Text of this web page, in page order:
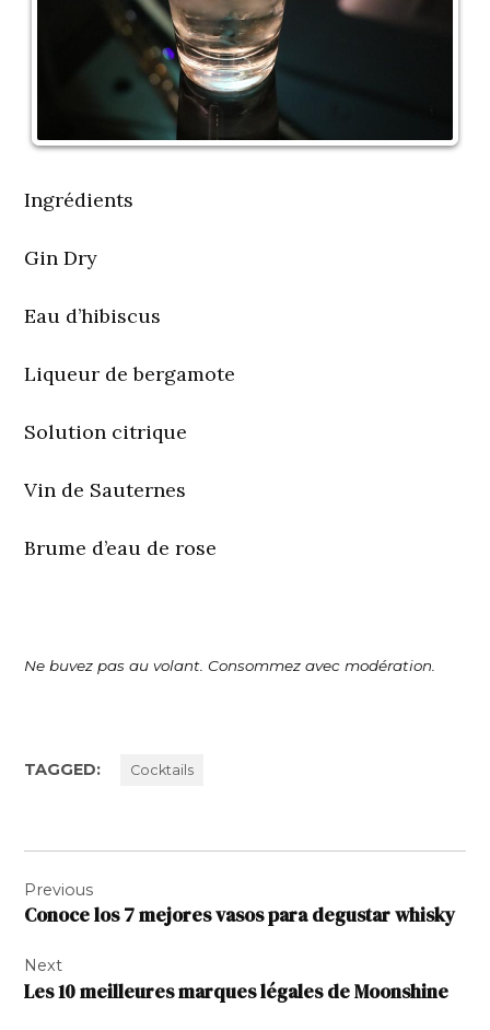
Ingrédients
Gin Dry
Eau d’hibiscus
Liqueur de bergamote
Solution citrique
Vin de Sauternes
Brume d’eau de rose
Ne buvez pas au volant. Consommez avec modération.
TAGGED: Cocktails
de
l’article
Previous
Conoce los 7 mejores vasos para degustar whisky
Next
Les 10 meilleures marques légales de Moonshine